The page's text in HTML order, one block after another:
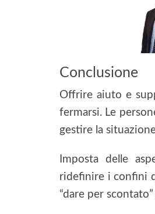
Conclusione
Offrire aiuto e
fermarsi. Le
gestire la
Imposta delle
ridefinire i confini
“dare per